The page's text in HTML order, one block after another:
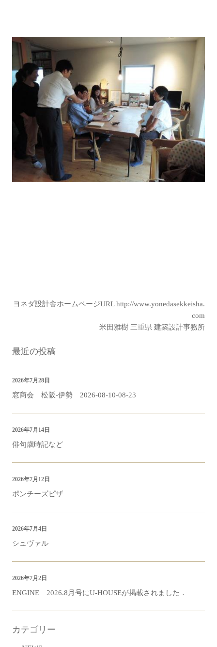
ヨネダ設計舎ホームページURLhttp://www.yonedasekkeisha.
com
米田雅樹 三重県 建築設計事務所
最近の投稿
窓商会 松阪-伊勢 2026-08-10-08-23
2026年7月28日
俳句歳時記など
2026年7月14日
ポンチーズピザ
2026年7月12日
シュヴァル
2026年7月4日
ENGINE 2026.8月号にU-HOUSEが掲載されました．
2026年7月2日
カテゴリー